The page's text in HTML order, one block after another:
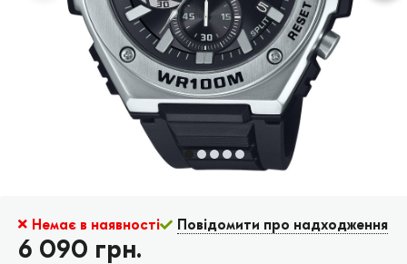
Немає в наявності Повідомити про надходження
6 090 грн.